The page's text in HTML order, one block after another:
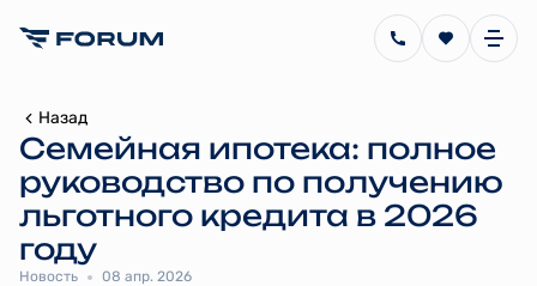
Назад
Семейная ипотека: полное
руководство по получению
льготного кредита в 2026
году
Новость 08 апр. 2026